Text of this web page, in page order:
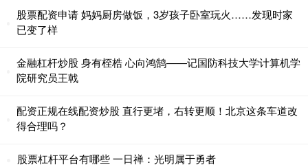
股票配资申请 妈妈厨房做饭，3岁孩子卧室玩火……发现时家
已变了样
金融杠杆炒股 身有桎梏 心向鸿鹄——记国防科技大学计算机学
院研究员王戟
配资正规在线配资炒股 直行更堵，右转更顺！北京这条车道改
得合理吗？
股票杠杆平台有哪些 一日禅：光明属于勇者